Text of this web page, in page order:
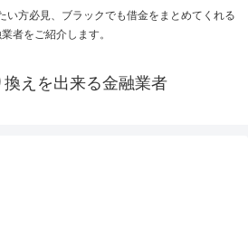
い方必見、ブラックでも借金をまとめてくれる
者をご紹介します。
えを出来る金融業者